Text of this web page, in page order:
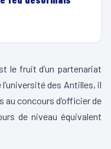
le fruit d’un partenariat
des Antilles, il
au concours d’officier de
de niveau équivalent